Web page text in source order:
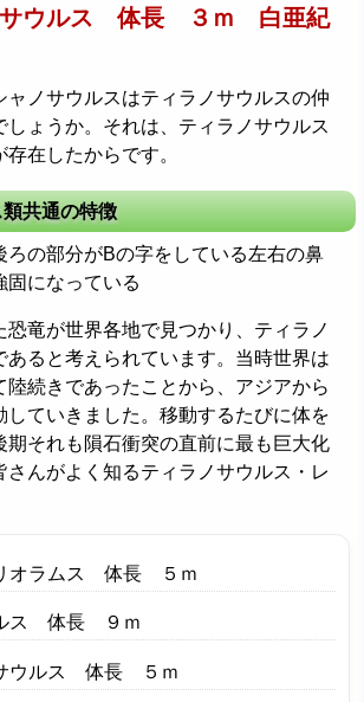
サウルス 体長 ３ｍ 白亜紀
ャノサウルスはティラノサウルスの仲
しょうか。それは、ティラノサウルス
在したからです。
共通の特徴
ろの部分がBの字をしている左右の鼻
固になっている
恐竜が世界各地で見つかり、ティラノ
あると考えられています。当時世界は
陸続きであったことから、アジアから
していきました。移動するたびに体を
期それも隕石衝突の直前に最も巨大化
さんがよく知るティラノサウルス・レ
オラムス 体長 ５ｍ
ス 体長 ９ｍ
ウルス 体長 ５ｍ